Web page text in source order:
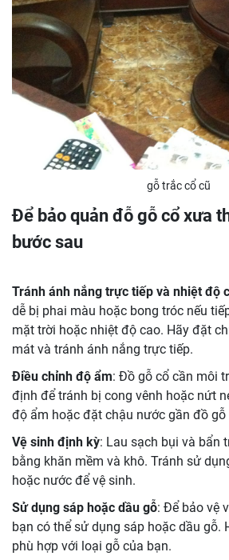
gỗ trắc cổ cũ
Để bảo quản đỗ gỗ cổ xưa
bước sau
Tránh ánh nắng trực tiếp và nhiệt độ
dễ bị phai màu hoặc bong tróc nếu
mặt trời hoặc nhiệt độ cao. Hãy đặt
mát và tránh ánh nắng trực tiếp.
Điều chỉnh độ ẩm: Đồ gỗ cổ cần môi
định để tránh bị cong vênh hoặc nứt
độ ẩm hoặc đặt chậu nước gần đồ
Vệ sinh định kỳ: Lau sạch bụi và bẩn
bằng khăn mềm và khô. Tránh sử
hoặc nước để vệ sinh.
Sử dụng sáp hoặc dầu gỗ: Để bảo vệ
bạn có thể sử dụng sáp hoặc dầu gỗ.
phù hợp với loại gỗ của bạn.